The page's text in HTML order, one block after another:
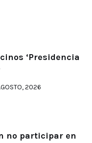
‘Presidencia
2026
no participar en